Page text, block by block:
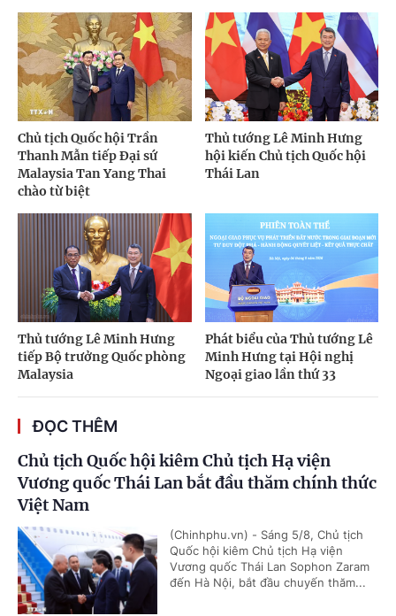
Chủ tịch Quốc hội Trần
Thanh Mẫn tiếp Đại sứ
Malaysia Tan Yang Thai
chào từ biệt
Thủ tướng Lê Minh Hưng
hội kiến Chủ tịch Quốc hội
Thái Lan
Thủ tướng Lê Minh Hưng
tiếp Bộ trưởng Quốc phòng
Malaysia
Phát biểu của Thủ tướng Lê
Minh Hưng tại Hội nghị
Ngoại giao lần thứ 33
ĐỌC THÊM
Chủ tịch Quốc hội kiêm Chủ tịch Hạ viện
Vương quốc Thái Lan bắt đầu thăm chính thức
Việt Nam
(Chinhphu.vn) - Sáng 5/8, Chủ tịch
Quốc hội kiêm Chủ tịch Hạ viện
Vương quốc Thái Lan Sophon Zaram
đến Hà Nội, bắt đầu chuyến thăm...